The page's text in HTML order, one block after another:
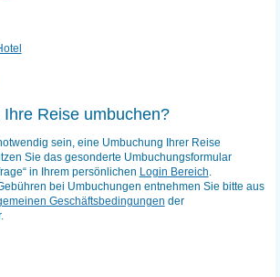
Ihre Reise umbuchen?
sein, eine Umbuchung Ihrer Reise
Sie das gesonderte Umbuchungsformular
in Ihrem persönlichen Login Bereich.
bei Umbuchungen entnehmen Sie bitte aus
Geschäftsbedingungen der